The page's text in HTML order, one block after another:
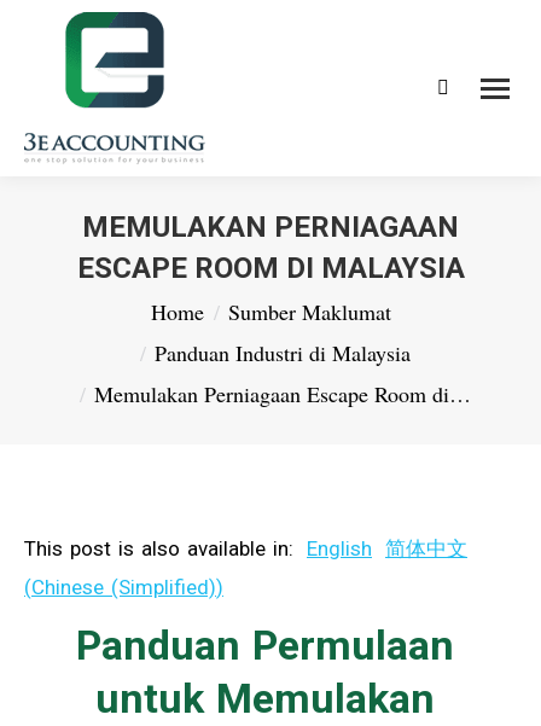
Search:
MEMULAKAN PERNIAGAAN
ESCAPE ROOM DI MALAYSIA
Home
Sumber Maklumat
Panduan Industri di Malaysia
Memulakan Perniagaan Escape Room di…
This post is also available in: English 简体中文
(Chinese (Simplified))
Panduan Permulaan
untuk Memulakan